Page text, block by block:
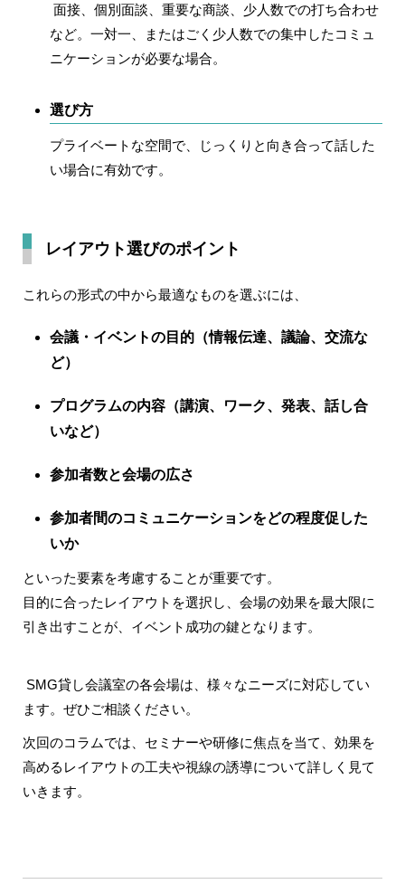
面接、個別面談、重要な商談、少人数での打ち合わせ
など。一対一、またはごく少人数での集中したコミュ
ニケーションが必要な場合。
選び方
プライベートな空間で、じっくりと向き合って話した
い場合に有効です。
レイアウト選びのポイント
これらの形式の中から最適なものを選ぶには、
会議・イベントの 目的 （情報伝達、議論、交流な
ど）
プログラムの内容 （講演、ワーク、発表、話し合
いなど）
参加者数と会場の広さ
参加者間のコミュニケーションをどの程度促した
いか
といった要素を考慮することが重要です。
目的に合ったレイアウトを選択し、会場の効果を最大限に
引き出すことが、イベント成功の鍵となります。
SMG貸し会議室の各会場は、様々なニーズに対応してい
ます。ぜひご相談ください。
次回のコラムでは、セミナーや研修に焦点を当て、効果を
高めるレイアウトの工夫や視線の誘導について詳しく見て
いきます。